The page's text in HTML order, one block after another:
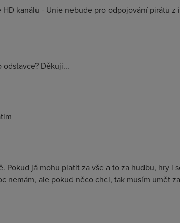
kanálů - Unie nebude pro odpojování pirátů z
Děkuji...
Pokud já mohu platit za vše a to za hudbu, hry i
nemám, ale pokud něco chci, tak musím umět